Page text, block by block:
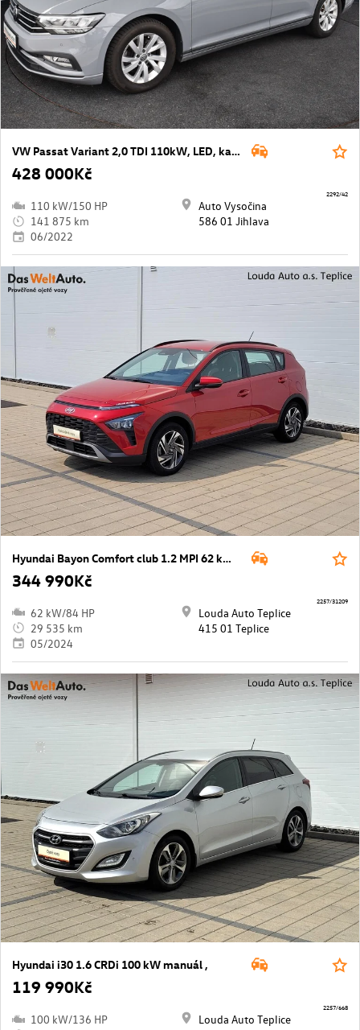
VW Passat Variant 2,0 TDI 110kW, LED, kamera
428 000Kč
110 kW/150 HP
141 875 km
06/2022
Auto Vysočina
586 01 Jihlava
2292/42
Hyundai Bayon Comfort club 1.2 MPI 62 kW manuál ,DPH
344 990Kč
62 kW/84 HP
29 535 km
05/2024
Louda Auto Teplice
415 01 Teplice
2257/31209
Hyundai i30 1.6 CRDi 100 kW manuál ,
119 990Kč
100 kW/136 HP
Louda Auto Teplice
2257/668